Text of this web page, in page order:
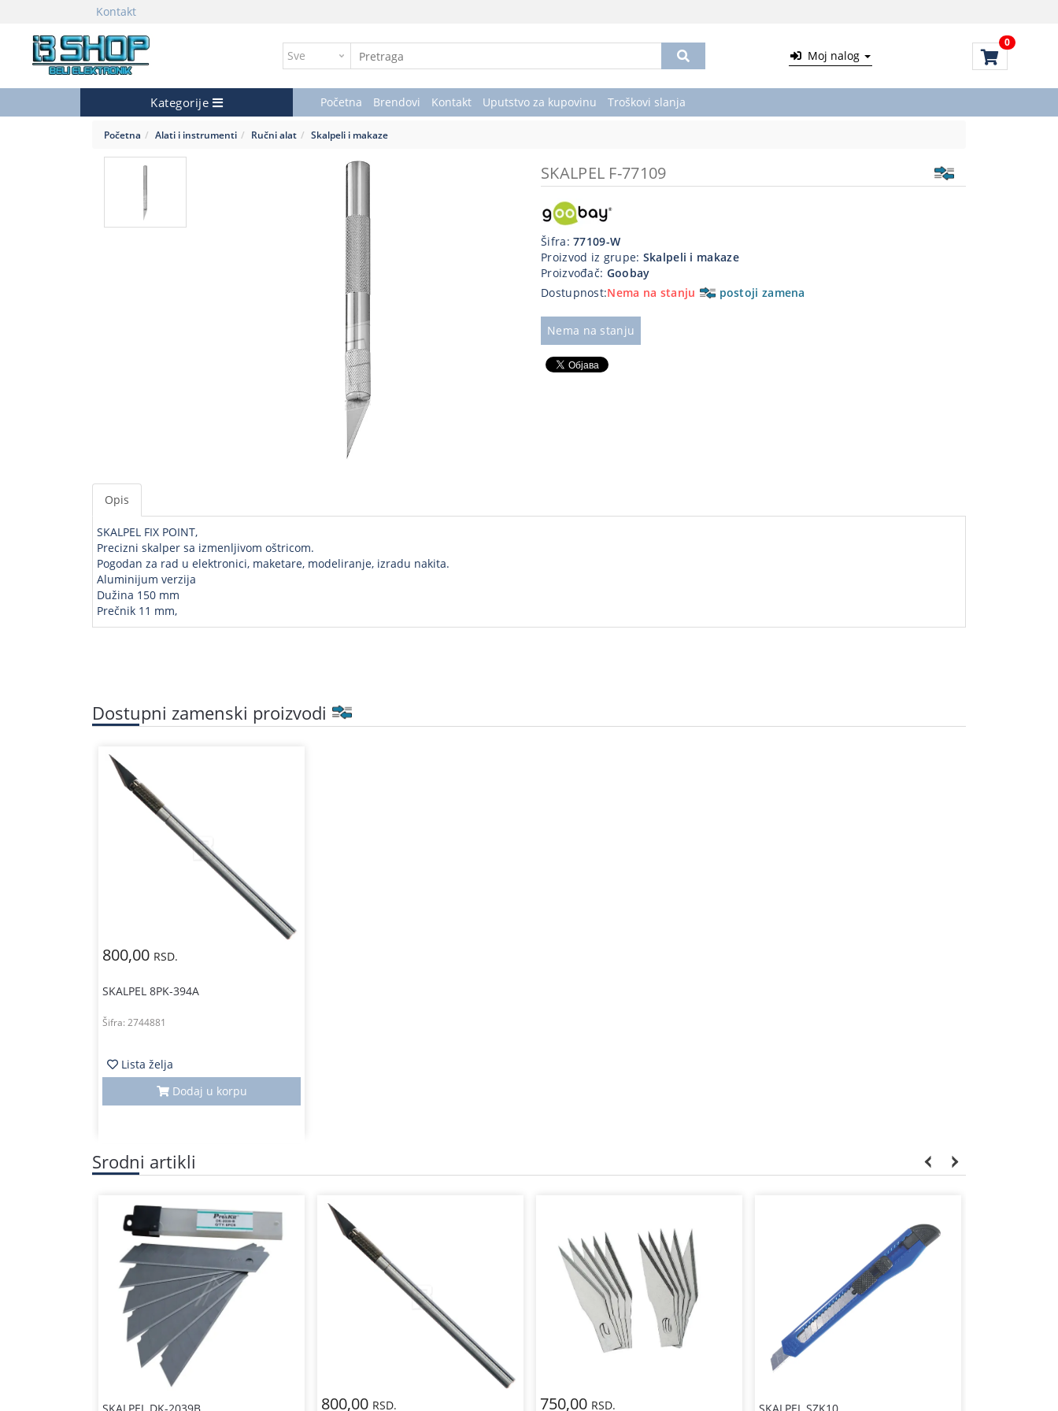
Kontakt
Moj nalog
0
Kategorije Početna Brendovi Kontakt Uputstvo za kupovinu Troškovi slanja
Početna Alati i instrumenti Ručni alat Skalpeli i makaze
SKALPEL F-77109
Šifra:77109-W
Proizvod iz grupe: Skalpeli i makaze
Proizvođač: Goobay
Dostupnost:Nema na stanju postoji zamena
Nema na stanju
Opis
SKALPEL FIX POINT,
Precizni skalper sa izmenljivom oštricom.
Pogodan za rad u elektronici, maketare, modeliranje, izradu nakita.
Aluminijum verzija
Dužina 150 mm
Prečnik 11 mm,
Dostupni zamenski proizvodi
800,00 RSD.
SKALPEL 8PK-394A
Šifra:2744881
Lista želja
Dodaj u korpu
Srodni artikli
800,00 RSD. 750,00 RSD.